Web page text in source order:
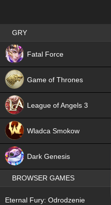
Best RPG games in Poland
GRY
Fatal Force
NEW
Game of Thrones
League of Angels 3
Wladca Smokow
Dark Genesis
NEW
BROWSER GAMES
Eternal Fury: Odrodzenie
NEW